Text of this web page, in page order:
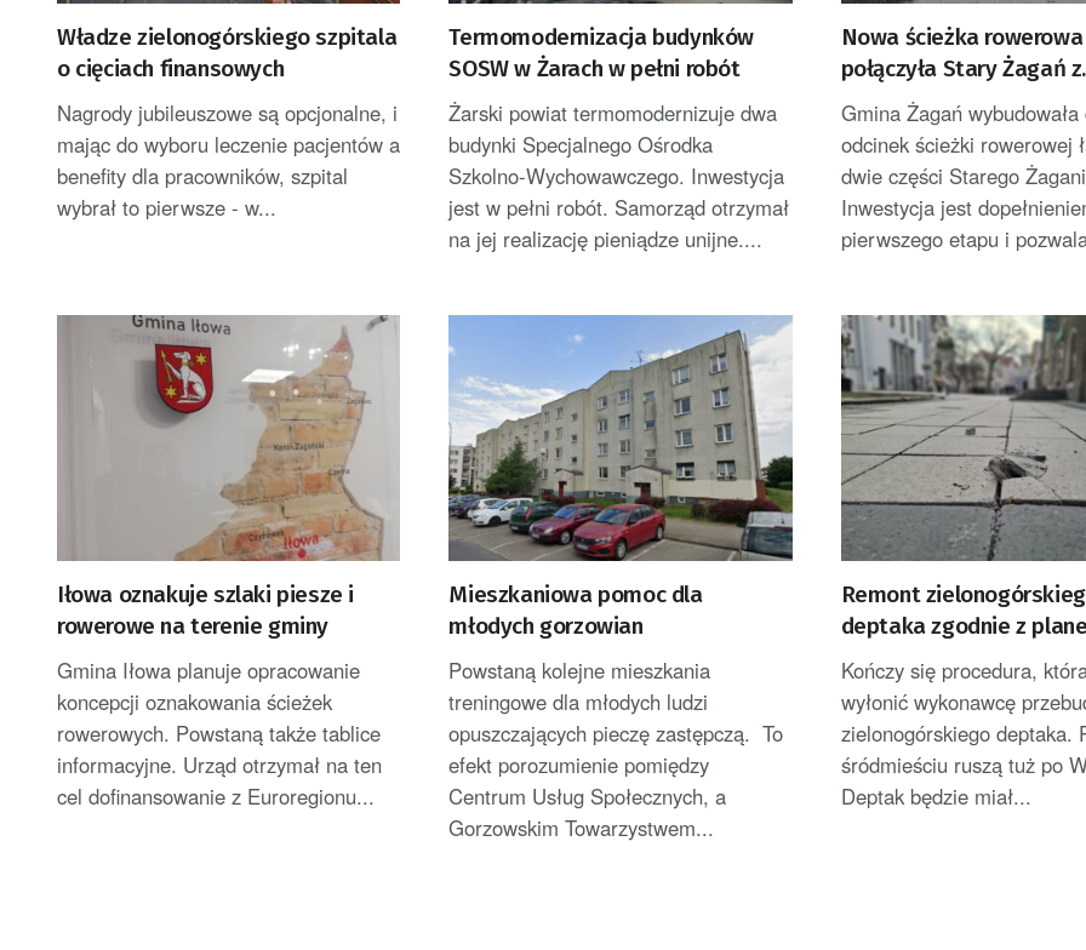
Władze zielonogórskiego szpitala
o cięciach finansowych
Nagrody jubileuszowe są opcjonalne, i
mając do wyboru leczenie pacjentów a
benefity dla pracowników, szpital
wybrał to pierwsze - w...
Termomodernizacja budynków
SOSW w Żarach w pełni robót
Żarski powiat termomodernizuje dwa
budynki Specjalnego Ośrodka
Szkolno-Wychowawczego. Inwestycja
jest w pełni robót. Samorząd otrzymał
na jej realizację pieniądze unijne....
Nowa ścieżka rowerowa
połączyła Stary Żagań z
Żaganówkiem
Gmina Żagań wybudowała
odcinek ścieżki rowerowej
dwie części Starego
Inwestycja jest
pierwszego etapu i
Iłowa oznakuje szlaki piesze i
rowerowe na terenie gminy
Gmina Iłowa planuje opracowanie
koncepcji oznakowania ścieżek
rowerowych. Powstaną także tablice
informacyjne. Urząd otrzymał na ten
cel dofinansowanie z Euroregionu...
Mieszkaniowa pomoc dla
młodych gorzowian
Powstaną kolejne mieszkania
treningowe dla młodych ludzi
opuszczających pieczę zastępczą. To
efekt porozumienie pomiędzy
Centrum Usług Społecznych, a
Gorzowskim Towarzystwem...
Remont
deptaka zgodnie z
Kończy się procedura,
wyłonić wykonawcę
zielonogórskiego deptaka.
śródmieściu ruszą tuż po
Deptak będzie miał...